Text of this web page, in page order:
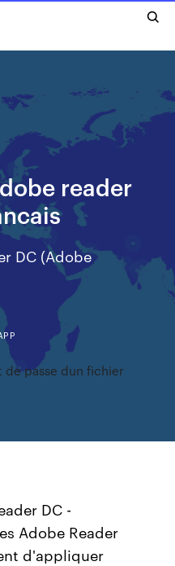
reader
DC (Adobe
passe dun fichier
DC -
Adobe Reader
d'appliquer